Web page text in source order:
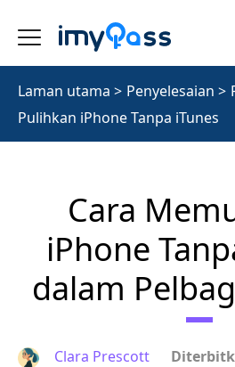
Laman utama > Penyelesaian >
Pulihkan iPhone Tanpa iTunes
Cara
iPhone
dalam
Clara Prescott